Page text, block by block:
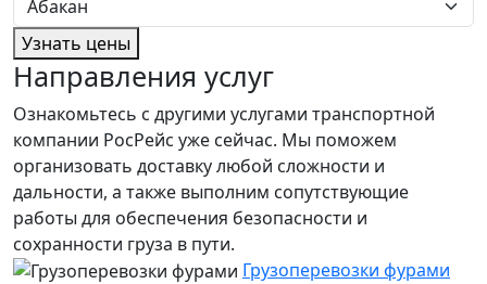
Узнать цены
Направления услуг
Ознакомьтесь с другими услугами транспортной
компании РосРейс уже сейчас. Мы поможем
организовать доставку любой сложности и
дальности, а также выполним сопутствующие
работы для обеспечения безопасности и
сохранности груза в пути.
Грузоперевозки фурами